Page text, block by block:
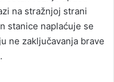
na stražnjoj strani
stanice naplaćuje se
ne zaključavanja brave